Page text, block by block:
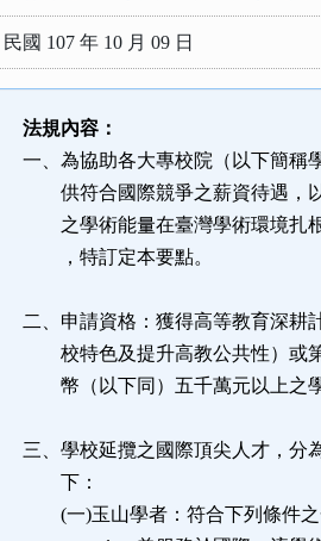
民國 107 年 10 月 09 日
法規內容：
一、為協助各大專校院（以下簡稱
供符合國際競爭之薪資待遇，
之學術能量在臺灣學術環境扎根
，特訂定本要點。
二、申請資格：獲得高等教育深耕
校特色及提升高教公共性）或
幣（以下同）五千萬元以上之學
三、學校延攬之國際頂尖人才，分
下：
(一)玉山學者：符合下列條件之